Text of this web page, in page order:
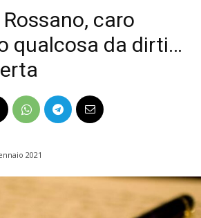
caro
qualcosa da dirti…
2021